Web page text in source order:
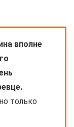
вполне
только